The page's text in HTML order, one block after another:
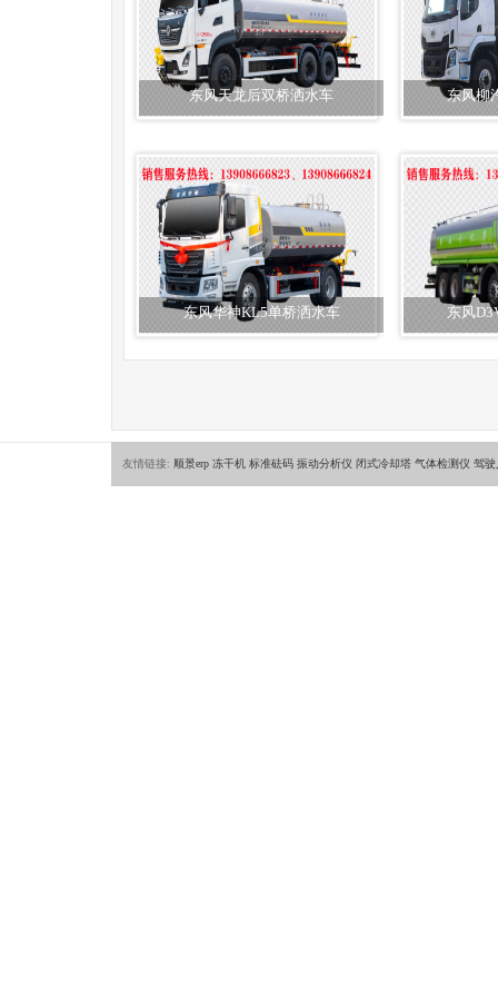
东风天龙后双桥洒水车 东风柳
东风华神KL5单桥洒水车 东风
友情链接: 顺景erp 冻干机 标准砝码 振动分析仪 闭式冷却塔 气体检测仪 驾驶